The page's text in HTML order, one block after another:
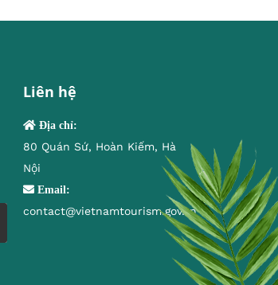
Liên hệ
Địa chỉ:
80 Quán Sứ, Hoàn Kiếm, Hà
Nội
Email:
contact@vietnamtourism.gov.vn